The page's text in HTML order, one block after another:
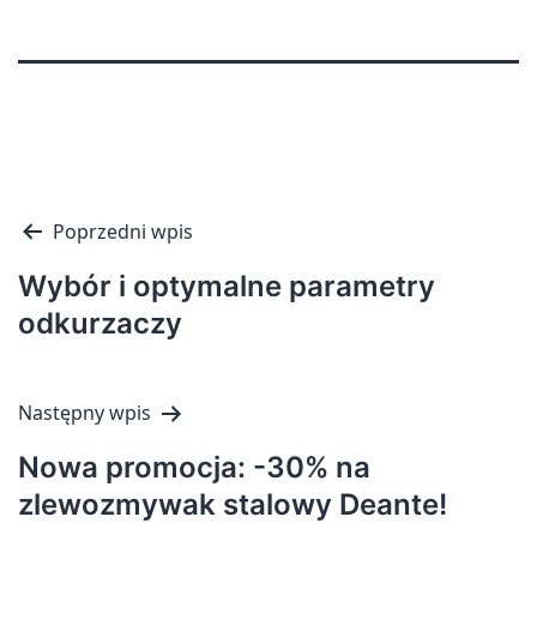
Nawigacja
wpisu
Poprzedni wpis
Wybór i optymalne parametry
odkurzaczy
Następny wpis
Nowa promocja: -30% na
zlewozmywak stalowy Deante!